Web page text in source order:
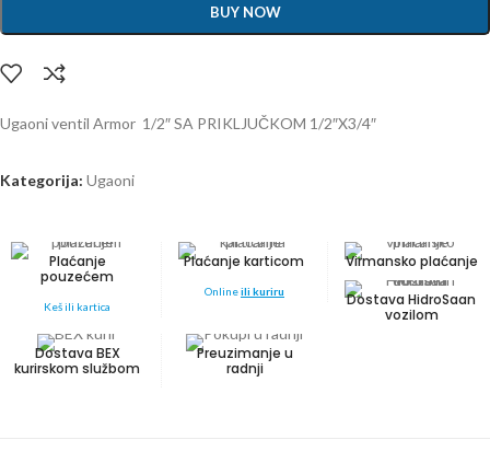
BUY NOW
Ugaoni ventil Armor 1/2″ SA PRIKLJUČKOM 1/2″X3/4″
Kategorija: Ugaoni
Plaćanje
pouzećem
Keš ili kartica
Plaćanje karticom
Onlineili kuriru
Virmansko plaćanje
Dostava HidroSaan
vozilom
Dostava BEX
kurirskom službom
Preuzimanje u
radnji